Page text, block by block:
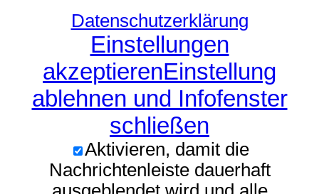
Datenschutzerklärung
Einstellungen
akzeptierenEinstellung
ablehnen und Infofenster
schließen
Aktivieren, damit die
Nachrichtenleiste dauerhaft